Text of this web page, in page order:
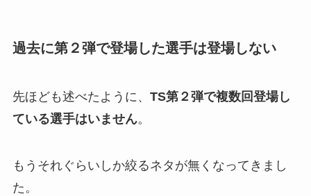
過去に第２弾で登場した選手は登場しない
先ほども述べたように、 TS第２弾で複数回登場し
ている選手はいません。
もうそれぐらいしか絞るネタが無くなってきまし
た。